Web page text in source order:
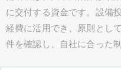
に交付する資金です。設備
経費に活用でき、原則とし
件を確認し、自社に合った